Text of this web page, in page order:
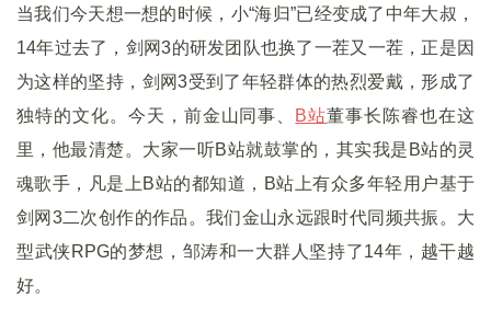
当我们今天想一想的时候，小“海归”已经变成了中年大叔，
14年过去了，剑网3的研发团队也换了一茬又一茬，正是因
为这样的坚持，剑网3受到了年轻群体的热烈爱戴，形成了
独特的文化。今天，前金山同事、 B站董事长陈睿也在这
里，他最清楚。大家一听B站就鼓掌的，其实我是B站的灵
魂歌手，凡是上B站的都知道，B站上有众多年轻用户基于
剑网3二次创作的作品。我们金山永远跟时代同频共振。大
型武侠RPG的梦想，邹涛和一大群人坚持了14年，越干越
好。